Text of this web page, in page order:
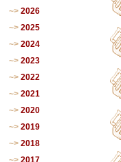
2026
2025
2024
2023
2022
2021
2020
2019
2018
2017